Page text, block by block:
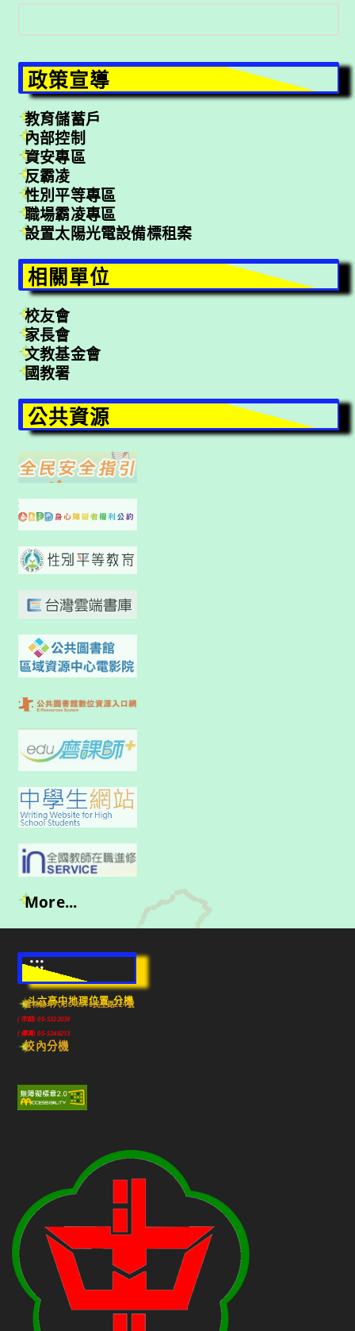
搜
尋
政策宣導
教育儲蓄戶
內部控制
資安專區
反霸凌
性別平等專區
職場霸凌專區
設置太陽光電設備標租案
相關單位
校友會
家長會
文教基金會
國教署
公共資源
More...
:::
斗六高中地理位置-分機
雲林縣斗六市640010民生路224號
(市話) 05-5322039
(傳真) 05-5348213
校內分機